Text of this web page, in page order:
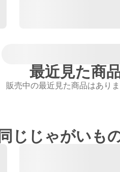
最近見た商
販売中の最近見た商品はありま
同じじゃがいも